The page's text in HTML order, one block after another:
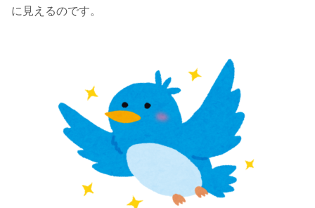
に見えるのです。